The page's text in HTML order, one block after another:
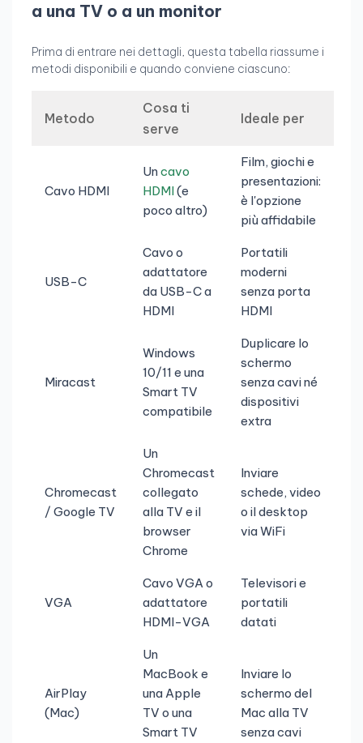
a una TV o a un monitor
Prima di entrare nei dettagli, questa tabella riassume i
metodi disponibili e quando conviene ciascuno:
Metodo
Cosa ti
serve
Ideale per
Cavo HDMI
Uncavo
HDMI(e
poco altro)
Film, giochi e
presentazioni:
è l'opzione
più affidabile
USB-C
Cavo o
adattatore
da USB-C a
HDMI
Portatili
moderni
senza porta
HDMI
Miracast
Windows
10/11 e una
Smart TV
compatibile
Duplicare lo
schermo
senza cavi né
dispositivi
extra
Chromecast
/ Google TV
Un
Chromecast
collegato
alla TV e il
browser
Chrome
Inviare
schede, video
o il desktop
via WiFi
VGA
Cavo VGA o
adattatore
HDMI-VGA
Televisori e
portatili
datati
AirPlay
(Mac)
Un
MacBook e
una Apple
TV o una
Smart TV
Inviare lo
schermo del
Mac alla TV
senza cavi